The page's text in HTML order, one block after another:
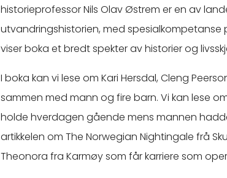
historieprofessor Nils Olav Østrem er en av
utvandringshistorien, med
viser boka et bredt spekter av historier og
I boka kan vi lese om Kari Hersdal, Cleng
sammen med mann og fire barn. Vi kan lese
holde hverdagen gående mens mannen
artikkelen om The Norwegian Nightingale frå
Theonora fra Karmøy som får karriere som